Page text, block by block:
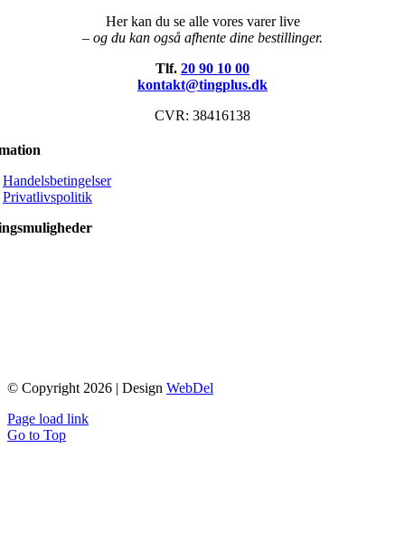
Her kan du se alle vores varer live
– og du kan også afhente dine bestillinger.
Tlf. 20 90 10 00
kontakt@tingplus.dk
CVR: 38416138
Handelsbetingelser
Privatlivspolitik
© Copyright 2026 | Design WebDel
Page load link
Go to Top